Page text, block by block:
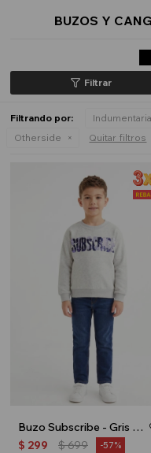
BUZOS Y
Filtrando por: Indumentaria
Otherside
Quitar filtros
Buzo Subscribe - Gris melange
$ 299 $699 57